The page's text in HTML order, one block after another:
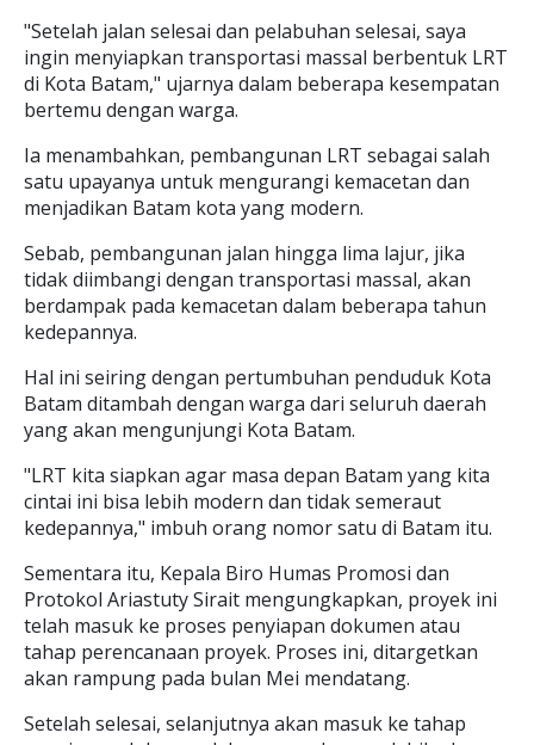
"Setelah jalan selesai dan pelabuhan selesai, saya
ingin menyiapkan transportasi massal berbentuk LRT
di Kota Batam," ujarnya dalam beberapa kesempatan
bertemu dengan warga.
Ia menambahkan, pembangunan LRT sebagai salah
satu upayanya untuk mengurangi kemacetan dan
menjadikan Batam kota yang modern.
Sebab, pembangunan jalan hingga lima lajur, jika
tidak diimbangi dengan transportasi massal, akan
berdampak pada kemacetan dalam beberapa tahun
kedepannya.
Hal ini seiring dengan pertumbuhan penduduk Kota
Batam ditambah dengan warga dari seluruh daerah
yang akan mengunjungi Kota Batam.
"LRT kita siapkan agar masa depan Batam yang kita
cintai ini bisa lebih modern dan tidak semeraut
kedepannya," imbuh orang nomor satu di Batam itu.
Sementara itu, Kepala Biro Humas Promosi dan
Protokol Ariastuty Sirait mengungkapkan, proyek ini
telah masuk ke proses penyiapan dokumen atau
tahap perencanaan proyek. Proses ini, ditargetkan
akan rampung pada bulan Mei mendatang.
Setelah selesai, selanjutnya akan masuk ke tahap